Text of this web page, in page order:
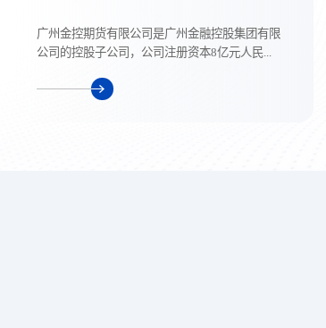
广州金控期货有限公司是广州金融控股集团有限
公司的控股子公司，公司注册资本8亿元人民...